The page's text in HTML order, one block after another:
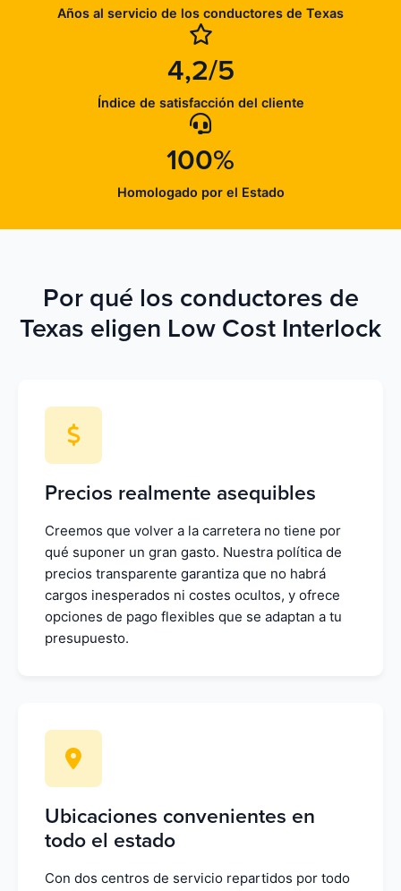
Años al servicio de los conductores de Texas
4,2/5
Índice de satisfacción del cliente
100%
Homologado por el Estado
Por qué los conductores de
Texas eligen Low Cost Interlock
Precios realmente asequibles
Creemos que volver a la carretera no tiene por
qué suponer un gran gasto. Nuestra política de
precios transparente garantiza que no habrá
cargos inesperados ni costes ocultos, y ofrece
opciones de pago flexibles que se adaptan a tu
presupuesto.
Ubicaciones convenientes en
todo el estado
Con dos centros de servicio repartidos por todo